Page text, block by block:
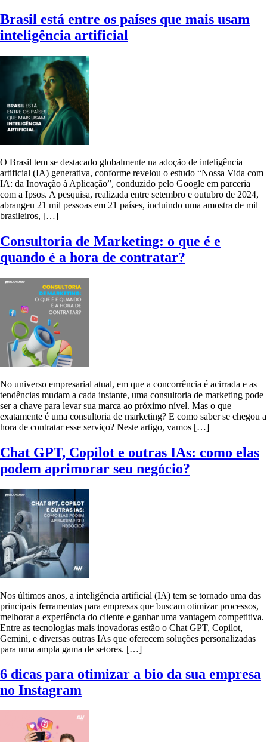
Brasil está entre os países que mais usam
inteligência artificial
O Brasil tem se destacado globalmente na adoção de inteligência
artificial (IA) generativa, conforme revelou o estudo “Nossa Vida com
IA: da Inovação à Aplicação”, conduzido pelo Google em parceria
com a Ipsos. A pesquisa, realizada entre setembro e outubro de 2024,
abrangeu 21 mil pessoas em 21 países, incluindo uma amostra de mil
brasileiros, […]
Consultoria de Marketing: o que é e
quando é a hora de contratar?
No universo empresarial atual, em que a concorrência é acirrada e as
tendências mudam a cada instante, uma consultoria de marketing pode
ser a chave para levar sua marca ao próximo nível. Mas o que
exatamente é uma consultoria de marketing? E como saber se chegou a
hora de contratar esse serviço? Neste artigo, vamos […]
Chat GPT, Copilot e outras IAs: como elas
podem aprimorar seu negócio?
Nos últimos anos, a inteligência artificial (IA) tem se tornado uma das
principais ferramentas para empresas que buscam otimizar processos,
melhorar a experiência do cliente e ganhar uma vantagem competitiva.
Entre as tecnologias mais inovadoras estão o Chat GPT, Copilot,
Gemini, e diversas outras IAs que oferecem soluções personalizadas
para uma ampla gama de setores. […]
6 dicas para otimizar a bio da sua empresa
no Instagram